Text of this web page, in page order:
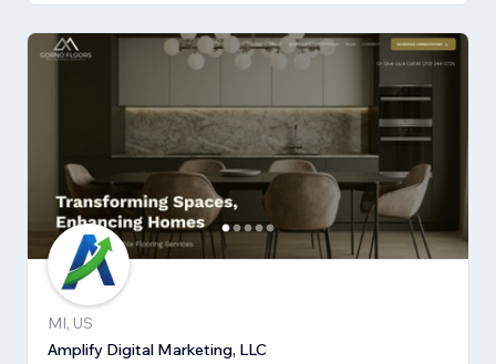
MI, US
Amplify Digital Marketing, LLC